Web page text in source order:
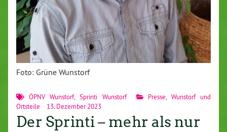
Foto: Grüne Wunstorf
ÖPNV Wunstorf,Sprinti Wunstorf Presse
Wunstorf und
Ortsteile
13. Dezember 2023
Der Sprinti – mehr als nur